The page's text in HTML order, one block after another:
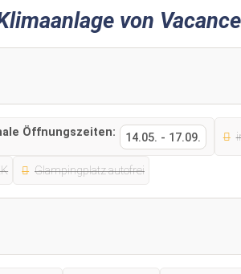
von
Öffnungszeiten: 14.05. - 17.09.
Glampingplatz autofrei